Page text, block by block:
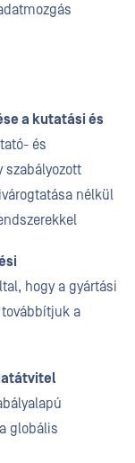
a kutatási és
és
szabályozott
nélkül
hogy a gyártási
a
globális